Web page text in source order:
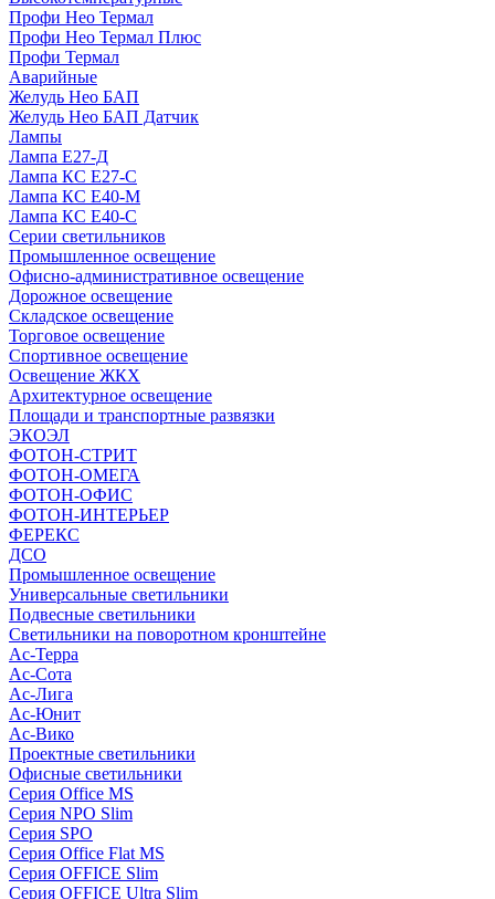
Профи Нео Термал
Профи Нео Термал Плюс
Профи Термал
Аварийные
Желудь Нео БАП
Желудь Нео БАП Датчик
Лампы
Лампа Е27-Д
Лампа КС Е27-С
Лампа КС Е40-М
Лампа КС Е40-С
Серии светильников
Промышленное освещение
Офисно-административное освещение
Дорожное освещение
Складское освещение
Торговое освещение
Спортивное освещение
Освещение ЖКХ
Архитектурное освещение
Площади и транспортные развязки
ЭКОЭЛ
ФОТОН-СТРИТ
ФОТОН-ОМЕГА
ФОТОН-ОФИС
ФОТОН-ИНТЕРЬЕР
ФЕРЕКС
ДСО
Промышленное освещение
Универсальные светильники
Подвесные светильники
Светильники на поворотном кронштейне
Ас-Терра
Ас-Сота
Ас-Лига
Ас-Юнит
Ас-Вико
Проектные светильники
Офисные светильники
Серия Office MS
Серия NPO Slim
Серия SPO
Серия Office Flat MS
Серия OFFICE Slim
Серия OFFICE Ultra Slim